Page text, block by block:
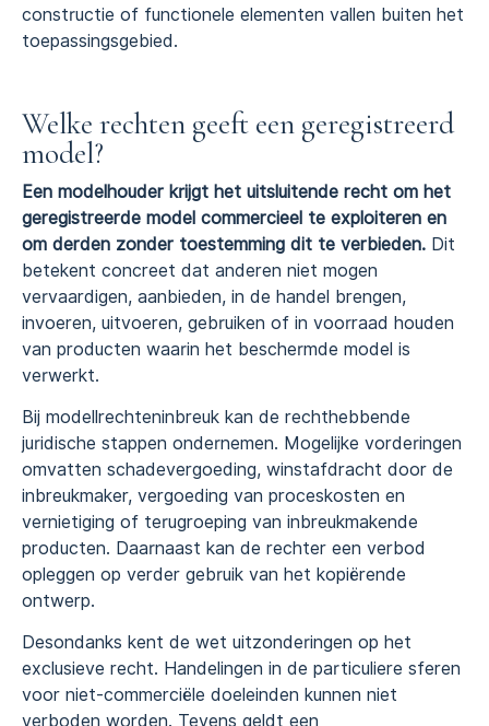
constructie of functionele elementen vallen buiten het
toepassingsgebied.
Welke rechten geeft een geregistreerd
model?
Een modelhouder krijgt het uitsluitende recht om het
geregistreerde model commercieel te exploiteren en
om derden zonder toestemming dit te verbieden. Dit
betekent concreet dat anderen niet mogen
vervaardigen, aanbieden, in de handel brengen,
invoeren, uitvoeren, gebruiken of in voorraad houden
van producten waarin het beschermde model is
verwerkt.
Bij modellrechteninbreuk kan de rechthebbende
juridische stappen ondernemen. Mogelijke vorderingen
omvatten schadevergoeding, winstafdracht door de
inbreukmaker, vergoeding van proceskosten en
vernietiging of terugroeping van inbreukmakende
producten. Daarnaast kan de rechter een verbod
opleggen op verder gebruik van het kopiërende
ontwerp.
Desondanks kent de wet uitzonderingen op het
exclusieve recht. Handelingen in de particuliere sferen
voor niet-commerciële doeleinden kunnen niet
verboden worden. Tevens geldt een